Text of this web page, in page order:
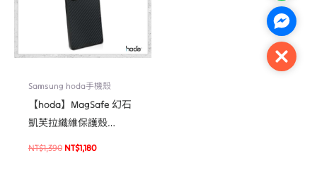
Samsung hoda手機殼
【hoda】MagSafe 幻石
凱芙拉纖維保護殼
Samsung S25 Ultra 軍規
NT$1,390 NT$1,180
Close